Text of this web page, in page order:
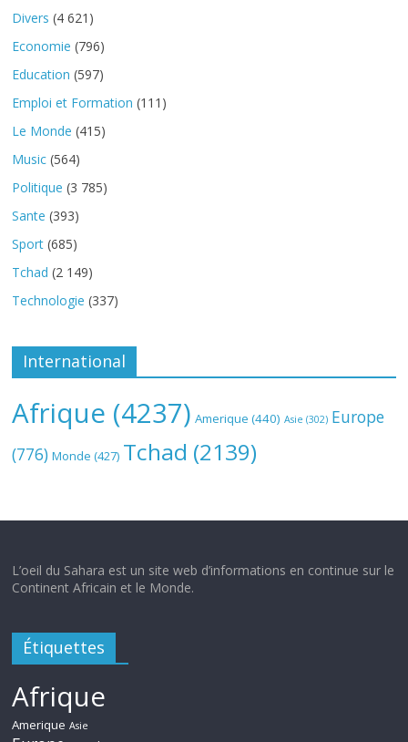
Divers (4 621)
Economie (796)
Education (597)
Emploi et Formation (111)
Le Monde (415)
Music (564)
Politique (3 785)
Sante (393)
Sport (685)
Tchad (2 149)
Technologie (337)
International
Afrique (4237) Amerique (440) Asie (302) Europe
(776) Monde (427) Tchad (2139)
L’oeil du Sahara est un site web d’informations en continue sur le
Continent Africain et le Monde.
Étiquettes
Afrique
Amerique Asie